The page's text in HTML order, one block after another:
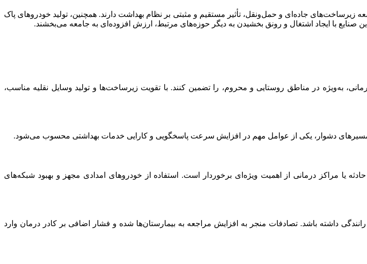
زیرساخت‌های جاده‌ای و حمل‌ونقل، تأثیر مستقیم و مثبتی بر نظام بهداشت دارند. همچنین، تولید خودروهای پاک
صنایع با ایجاد اشتغال و رونق بخشیدن به دیگر حوزه‌های مرتبط، ارزش افزوده‌ای به جامعه می‌بخشند.
به‌ویژه در مناطق روستایی و محروم، را تضمین کنند. با تقویت زیرساخت‌ها و تولید وسایل نقلیه مناسب،
از مسیرهای دشوار، یکی از عوامل مهم در افزایش سرعت پاسخگویی و کارایی خدمات بهداشتی محسوب می‌شود.
یا مراکز درمانی از اهمیت ویژه‌ای برخوردار است. استفاده از خودروهای امدادی مجهز و بهبود شبکه‌های
داشته باشد. تصادفات منجر به افزایش مراجعه به بیمارستان‌ها شده و فشار اضافی بر کادر درمان وارد